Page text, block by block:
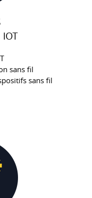
IOT
sans fil
sans fil